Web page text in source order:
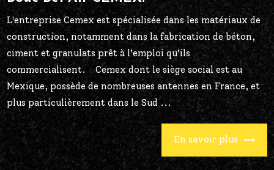
L'entreprise Cemex est spécialisée dans les matériaux de
construction, notamment dans la fabrication de béton,
ciment et granulats prêt à l’emploi qu’ils
commercialisent. Cemex dont le siège social est au
Mexique, possède de nombreuses antennes en France, et
plus particulièrement dans le Sud ...
En savoir plus